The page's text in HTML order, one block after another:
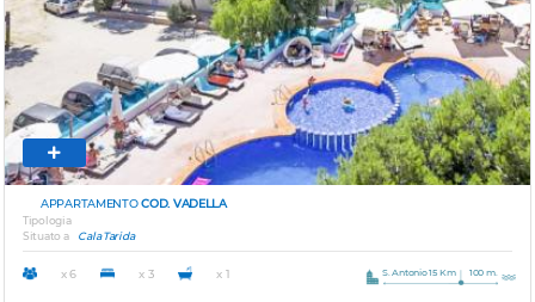
APPARTAMENTOCOD. VADELLA
Tipologia
Situato a
Cala Tarida
x 6 x 3 x 1 S. Antonio 15 Km 100 m.